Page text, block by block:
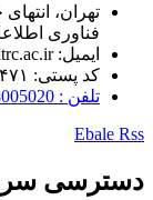
تهران،
فناوری
ایمیل: ai-center@itrc.ac.ir
کد پستی: ۱۴۳۹۹۵۵۴۷۱
تلفن : 88005020
Ebale Rss
دسترسی